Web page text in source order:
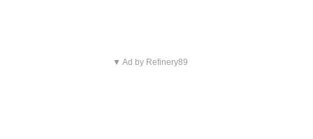
▼ Ad by Refinery89